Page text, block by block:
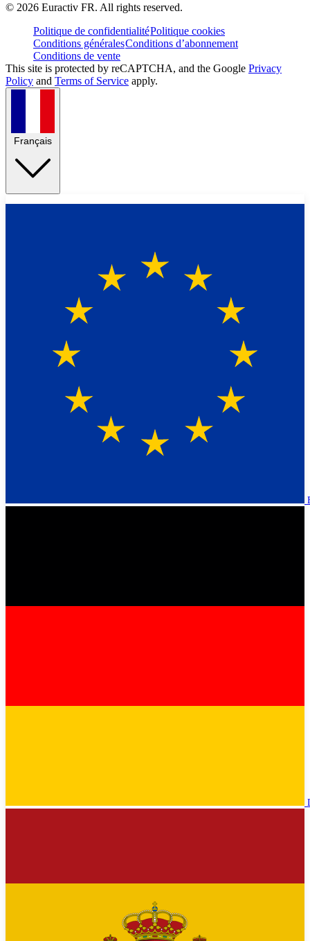
© 2026 Euractiv FR. All rights reserved.
Politique de confidentialitéPolitique cookies
Conditions généralesConditions d’abonnement
Conditions de vente
This site is protected by reCAPTCHA, and the Google Privacy
Policy and Terms of Service apply.
Français